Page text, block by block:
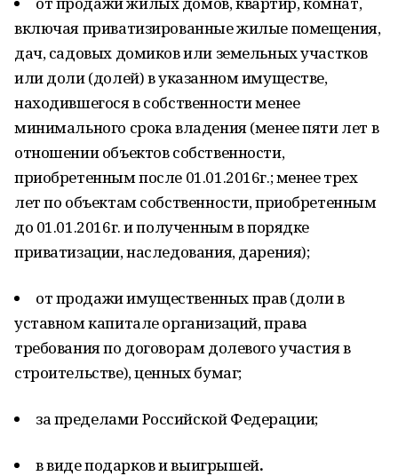
включая приватизированные жилые помещения,
дач, садовых домиков или земельных участков
или доли (долей) в указанном имуществе,
находившегося в собственности менее
минимального срока владения (менее пяти лет в
отношении объектов собственности,
приобретенным после 01.01.2016г.; менее трех
лет по объектам собственности, приобретенным
до 01.01.2016г. и полученным в порядке
приватизации, наследования, дарения);
от продажи имущественных прав (доли в
уставном капитале организаций, права
требования по договорам долевого участия в
строительстве), ценных бумаг;
за пределами Российской Федерации;
в виде подарков и выигрышей.